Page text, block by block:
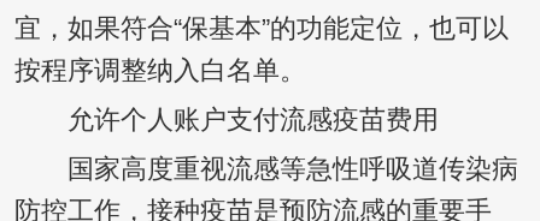
宜，如果符合“保基本”的功能定位，也可以
按程序调整纳入白名单。
允许个人账户支付流感疫苗费用
国家高度重视流感等急性呼吸道传染病
防控工作，接种疫苗是预防流感的重要手